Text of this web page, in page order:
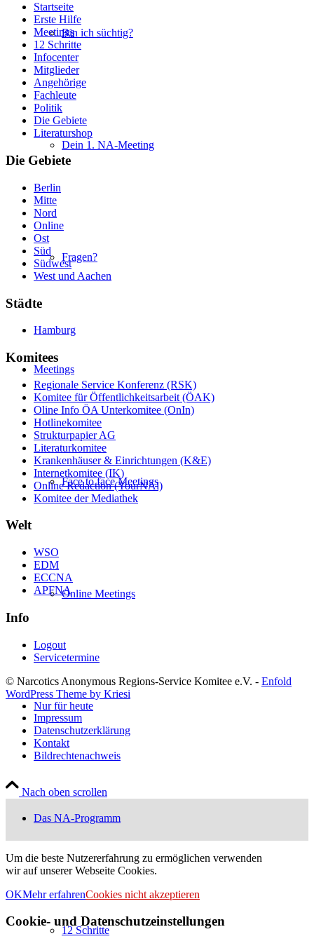
Bin ich süchtig?
Dein 1. NA-Meeting
Fragen?
Meetings
Face to face Meetings
Online Meetings
Nur für heute
Das NA-Programm
12 Schritte
Startseite
Erste Hilfe
Meetings
12 Schritte
Infocenter
Mitglieder
Angehörige
Fachleute
Politik
Die Gebiete
Literaturshop
Die Gebiete
Berlin
Mitte
Nord
Online
Ost
Süd
Südwest
West und Aachen
Städte
Hamburg
Komitees
Regionale Service Konferenz (RSK)
Komitee für Öffentlichkeitsarbeit (ÖAK)
Oline Info ÖA Unterkomitee (OnIn)
Hotlinekomitee
Strukturpapier AG
Literaturkomitee
Krankenhäuser & Einrichtungen (K&E)
Internetkomitee (IK)
Online Redaction (YourNAl)
Komitee der Mediathek
Welt
WSO
EDM
ECCNA
APFNA
Info
Logout
Servicetermine
© Narcotics Anonymous Regions-Service Komitee e.V. - Enfold
WordPress Theme by Kriesi
Impressum
Datenschutzerklärung
Kontakt
Bildrechtenachweis
Nach oben scrollen
Um die beste Nutzererfahrung zu ermöglichen verwenden
wir auf unserer Webseite Cookies.
OKMehr erfahrenCookies nicht akzeptieren
Cookie- und Datenschutzeinstellungen